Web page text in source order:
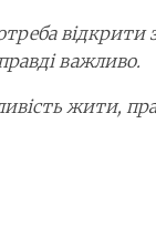
відкрити
важливо.
жити,